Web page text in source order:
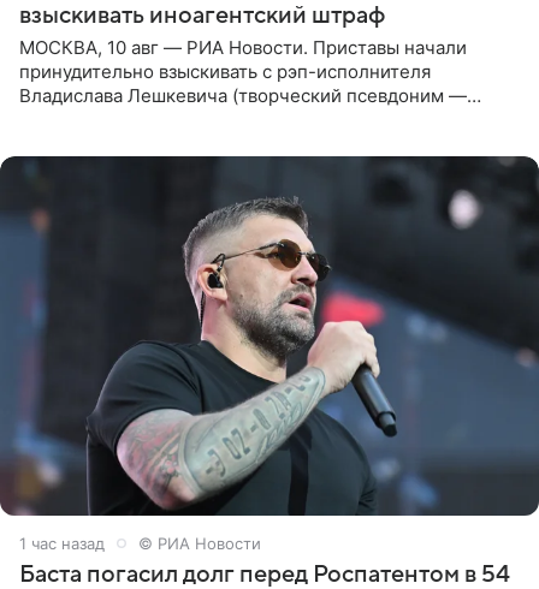
взыскивать иноагентский штраф
МОСКВА, 10 авг — РИА Новости. Приставы начали
принудительно взыскивать с рэп-исполнителя
Владислава Лешкевича (творческий псевдоним —
1 час назад © РИА Новости
Баста погасил долг перед Роспатентом в 54